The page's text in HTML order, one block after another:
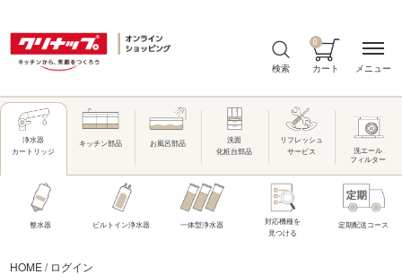
検索 カート
0
浄水器
カートリッジ
キッチン部品 お風呂部品
洗面
化粧台部品
リフレッシュ
サービス
洗エール
フィルター
整水器 ビルトイン浄水器 一体型浄水器
対応機種を
見つける
定期配送コース
HOME/ ログイン
メニュー